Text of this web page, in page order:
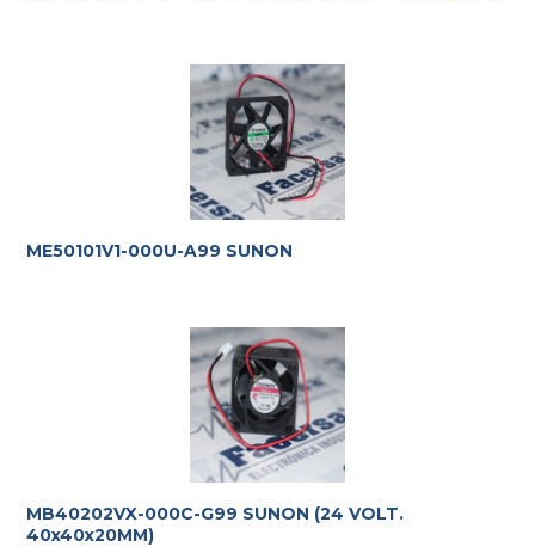
ME50101V1-000U-A99 SUNON
MB40202VX-000C-G99 SUNON (24 VOLT.
40x40x20MM)